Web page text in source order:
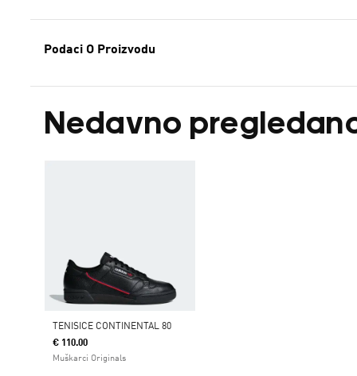
Podaci O Proizvodu
Nedavno
TENISICE CONTINENTAL 80
€ 110.00
Muškarci Originals